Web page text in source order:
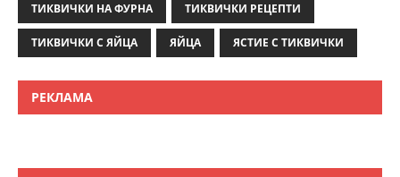
ТИКВИЧКИ НА ФУРНА ТИКВИЧКИ РЕЦЕПТИ
ТИКВИЧКИ С ЯЙЦА ЯЙЦА ЯСТИЕ С ТИКВИЧКИ
РЕКЛАМА